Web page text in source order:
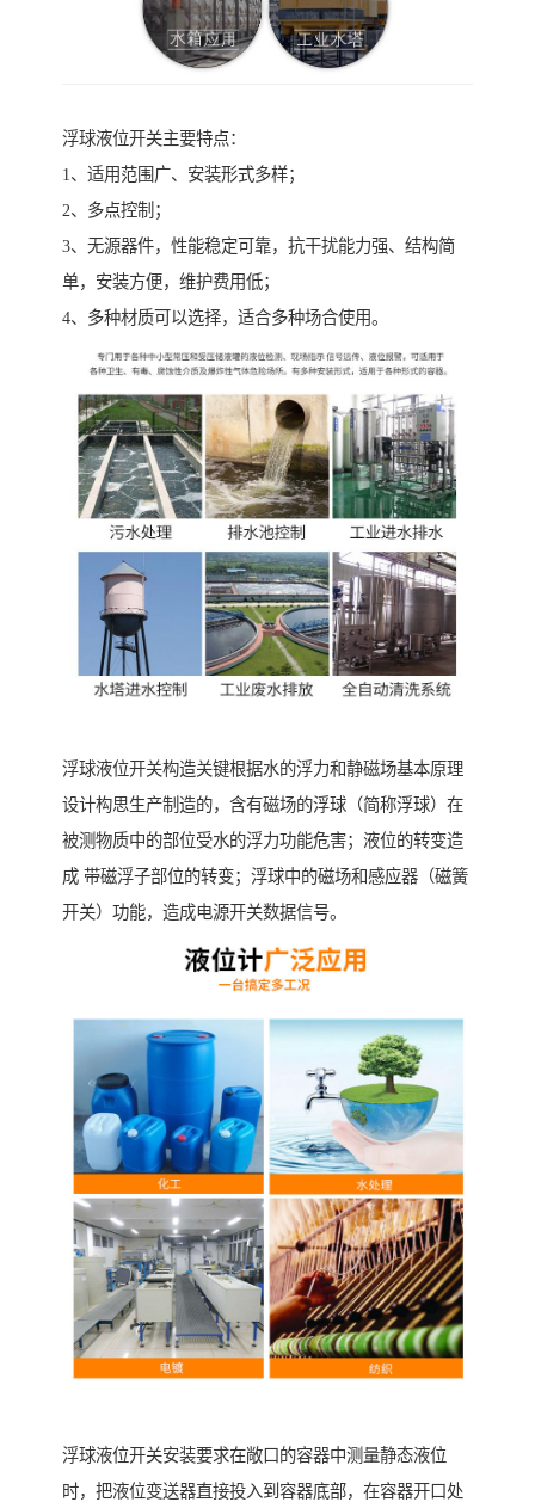
浮球液位开关主要特点：
1、适用范围广、安装形式多样；
2、多点控制；
3、无源器件，性能稳定可靠，抗干扰能力强、结构简
单，安装方便，维护费用低；
4、多种材质可以选择，适合多种场合使用。
浮球液位开关构造关键根据水的浮力和静磁场基本原理
设计构思生产制造的，含有磁场的浮球（简称浮球）在
被测物质中的部位受水的浮力功能危害；液位的转变造
成 带磁浮子部位的转变；浮球中的磁场和感应器（磁簧
开关）功能，造成电源开关数据信号。
浮球液位开关安装要求在敞口的容器中测量静态液位
时，把液位变送器直接投入到容器底部，在容器开口处